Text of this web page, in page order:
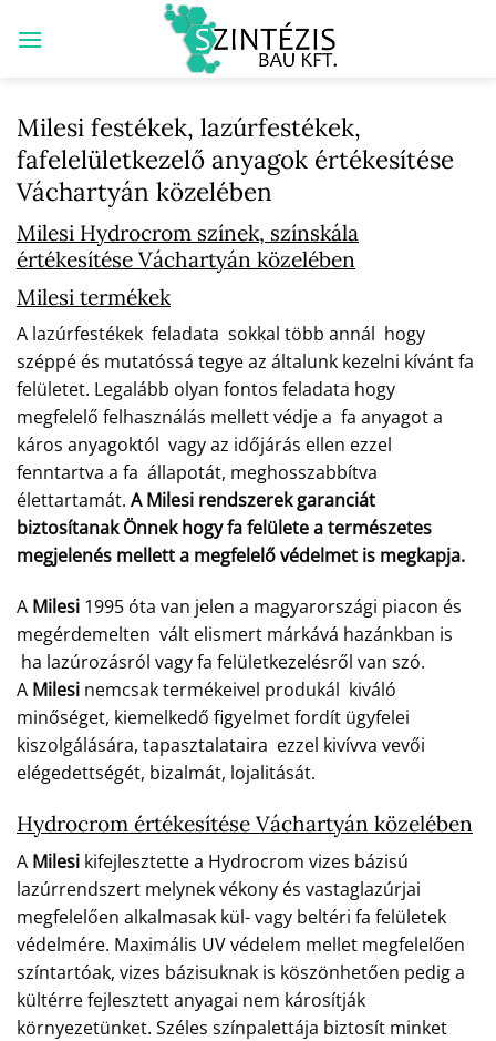
Milesi festékek, lazúrfestékek,
fafelelületkezelő anyagok értékesítése
Váchartyán közelében
Milesi Hydrocrom színek, színskála
értékesítése Váchartyán közelében
Milesi termékek
A lazúrfestékek feladata sokkal több annál hogy
széppé és mutatóssá tegye az általunk kezelni kívánt fa
felületet. Legalább olyan fontos feladata hogy
megfelelő felhasználás mellett védje a fa anyagot a
káros anyagoktól vagy az időjárás ellen ezzel
fenntartva a fa állapotát, meghosszabbítva
élettartamát. A Milesi rendszerek garanciát
biztosítanak Önnek hogy fa felülete a természetes
megjelenés mellett a megfelelő védelmet is megkapja.
A Milesi 1995 óta van jelen a magyarországi piacon és
megérdemelten vált elismert márkává hazánkban is
ha lazúrozásról vagy fa felületkezelésről van szó.
A Milesi nemcsak termékeivel produkál kiváló
minőséget, kiemelkedő figyelmet fordít ügyfelei
kiszolgálására, tapasztalataira ezzel kivívva vevői
elégedettségét, bizalmát, lojalitását.
Hydrocrom értékesítése Váchartyán közelében
A Milesi kifejlesztette a Hydrocrom vizes bázisú
lazúrrendszert melynek vékony és vastaglazúrjai
megfelelően alkalmasak kül- vagy beltéri fa felületek
védelmére. Maximális UV védelem mellet megfelelően
színtartóak, vizes bázisuknak is köszönhetően pedig a
kültérre fejlesztett anyagai nem károsítják
környezetünket. Széles színpalettája biztosít minket